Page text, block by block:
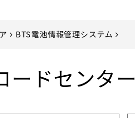
BTS電池情報管理システム
ードセンター